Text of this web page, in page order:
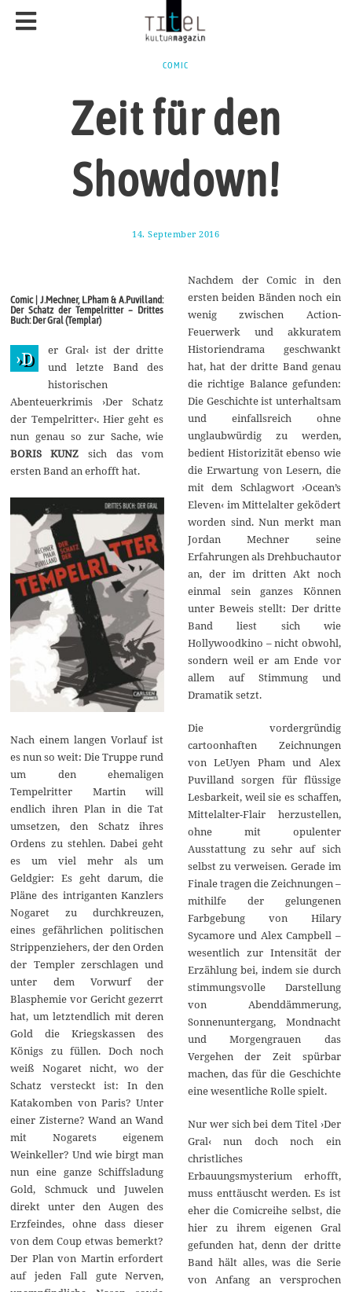
COMIC
Zeit für den
Showdown!
14. September 2016
e
p
t
m
b
e
r
0
1
Comic | J.Mechner, L.Pham & A.Puvilland:
Der Schatz der Tempelritter – Drittes
Buch: Der Gral (Templar)
›D
er Gral‹ ist der dritte
und letzte Band des
historischen
Abenteuerkrimis ›Der Schatz
der Tempelritter‹. Hier geht es
nun genau so zur Sache, wie
BORIS KUNZ sich das vom
ersten Band an erhofft hat.
Nach einem langen Vorlauf ist
es nun so weit: Die Truppe rund
um den ehemaligen
Tempelritter Martin will
endlich ihren Plan in die Tat
umsetzen, den Schatz ihres
Ordens zu stehlen. Dabei geht
es um viel mehr als um
Geldgier: Es geht darum, die
Pläne des intriganten Kanzlers
Nogaret zu durchkreuzen,
eines gefährlichen politischen
Strippenziehers, der den Orden
der Templer zerschlagen und
unter dem Vorwurf der
Blasphemie vor Gericht gezerrt
hat, um letztendlich mit deren
Gold die Kriegskassen des
Königs zu füllen. Doch noch
weiß Nogaret nicht, wo der
Schatz versteckt ist: In den
Katakomben von Paris? Unter
einer Zisterne? Wand an Wand
mit Nogarets eigenem
Weinkeller? Und wie birgt man
nun eine ganze Schiffsladung
Gold, Schmuck und Juwelen
direkt unter den Augen des
Erzfeindes, ohne dass dieser
von dem Coup etwas bemerkt?
Der Plan von Martin erfordert
auf jeden Fall gute Nerven,
Nachdem der Comic in den
ersten beiden Bänden noch ein
wenig zwischen Action-
Feuerwerk und akkuratem
Historiendrama geschwankt
hat, hat der dritte Band genau
die richtige Balance gefunden:
Die Geschichte ist unterhaltsam
und einfallsreich ohne
unglaubwürdig zu werden,
bedient Historizität ebenso wie
die Erwartung von Lesern, die
mit dem Schlagwort ›Ocean’s
Eleven‹ im Mittelalter geködert
worden sind. Nun merkt man
Jordan Mechner seine
Erfahrungen als Drehbuchautor
an, der im dritten Akt noch
einmal sein ganzes Können
unter Beweis stellt: Der dritte
Band liest sich wie
Hollywoodkino – nicht obwohl,
sondern weil er am Ende vor
allem auf Stimmung und
Dramatik setzt.
Die vordergründig
cartoonhaften Zeichnungen
von LeUyen Pham und Alex
Puvilland sorgen für flüssige
Lesbarkeit, weil sie es schaffen,
Mittelalter-Flair herzustellen,
ohne mit opulenter
Ausstattung zu sehr auf sich
selbst zu verweisen. Gerade im
Finale tragen die Zeichnungen –
mithilfe der gelungenen
Farbgebung von Hilary
Sycamore und Alex Campbell –
wesentlich zur Intensität der
Erzählung bei, indem sie durch
stimmungsvolle Darstellung
von Abenddämmerung,
Sonnenuntergang, Mondnacht
und Morgengrauen das
Vergehen der Zeit spürbar
machen, das für die Geschichte
eine wesentliche Rolle spielt.
Nur wer sich bei dem Titel ›Der
Gral‹ nun doch noch ein
christliches
Erbauungsmysterium erhofft,
muss enttäuscht werden. Es ist
eher die Comicreihe selbst, die
hier zu ihrem eigenen Gral
gefunden hat, denn der dritte
Band hält alles, was die Serie
von Anfang an versprochen